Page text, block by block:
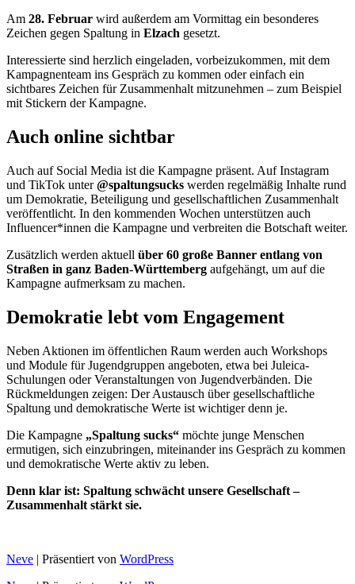
Am 28. Februar wird außerdem am Vormittag ein besonderes
Zeichen gegen Spaltung in Elzach gesetzt.
Interessierte sind herzlich eingeladen, vorbeizukommen, mit dem
Kampagnenteam ins Gespräch zu kommen oder einfach ein
sichtbares Zeichen für Zusammenhalt mitzunehmen – zum Beispiel
mit Stickern der Kampagne.
Auch online sichtbar
Auch auf Social Media ist die Kampagne präsent. Auf Instagram
und TikTok unter@spaltungsucks werden regelmäßig Inhalte rund
um Demokratie, Beteiligung und gesellschaftlichen Zusammenhalt
veröffentlicht. In den kommenden Wochen unterstützen auch
Influencer*innen die Kampagne und verbreiten die Botschaft weiter.
Zusätzlich werden aktuell über 60 große Banner entlang von
Straßen in ganz Baden-Württemberg aufgehängt, um auf die
Kampagne aufmerksam zu machen.
Demokratie lebt vom Engagement
Neben Aktionen im öffentlichen Raum werden auch Workshops
und Module für Jugendgruppen angeboten, etwa bei Juleica-
Schulungen oder Veranstaltungen von Jugendverbänden. Die
Rückmeldungen zeigen: Der Austausch über gesellschaftliche
Spaltung und demokratische Werte ist wichtiger denn je.
Die Kampagne „Spaltung sucks“ möchte junge Menschen
ermutigen, sich einzubringen, miteinander ins Gespräch zu kommen
und demokratische Werte aktiv zu leben.
Denn klar ist: Spaltung schwächt unsere Gesellschaft –
Zusammenhalt stärkt sie.
Neve | Präsentiert von WordPress